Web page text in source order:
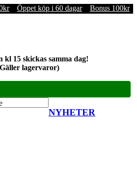
Öppet köp i 60 dagar Bonus 100kr
kl 15 skickas samma dag!
lagervaror)
NYHETER